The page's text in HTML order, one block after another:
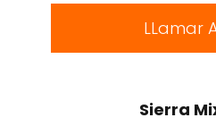
LLamar
Sierra